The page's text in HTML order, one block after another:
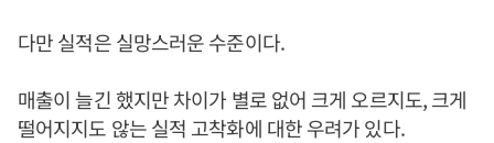
다만 실적은 실망스러운 수준이다.
매출이 늘긴 했지만 차이가 별로 없어 크게 오르지도, 크게
떨어지지도 않는 실적 고착화에 대한 우려가 있다.